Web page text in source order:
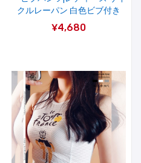
クルレーパン 白色ビブ付き
¥4,680